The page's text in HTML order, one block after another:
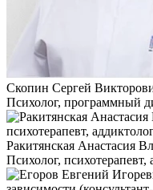
Скопин Сергей
Психолог, программный
Ракитянская Анастасия
Психолог, психотерапевт,